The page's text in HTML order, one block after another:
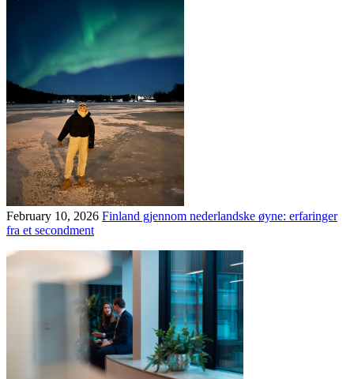
February 10, 2026 Finland gjennom nederlandske øyne: erfaringer
fra et secondment